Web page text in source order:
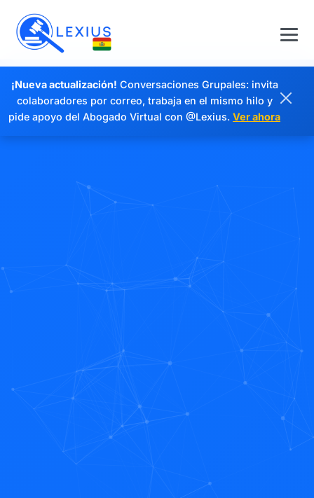
¡Nueva actualización! Conversaciones Grupales: invita
colaboradores por correo, trabaja en el mismo hilo y
pide apoyo del Abogado Virtual con @Lexius. Ver ahora